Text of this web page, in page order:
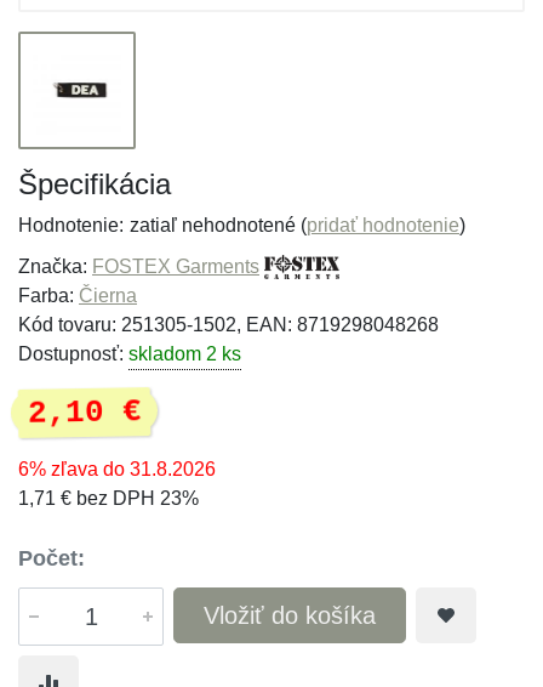
Špecifikácia
Hodnotenie: zatiaľ nehodnotené (pridať hodnotenie)
Značka: FOSTEX Garments
Farba: Čierna
Kód tovaru: 251305-1502, EAN: 8719298048268
Dostupnosť: skladom 2 ks
2,10 €
6% zľava do 31.8.2026
1,71 € bez DPH 23%
Počet:
Vložiť do košíka